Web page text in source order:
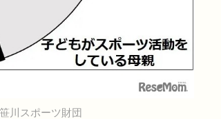
川スポーツ財団